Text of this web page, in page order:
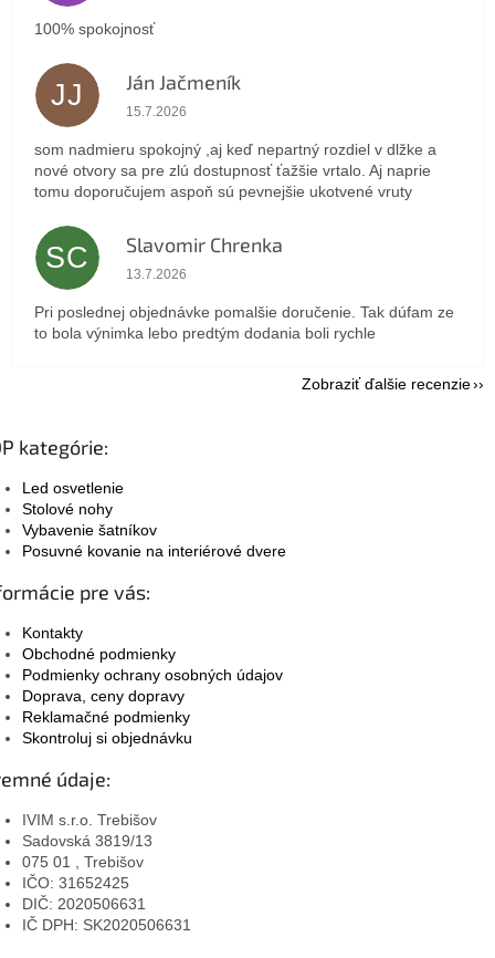
100% spokojnosť
JJ Ján Jačmeník
Hodnotenie obchodu je 5 z 5 hviezdičiek.
15.7.2026
som nadmieru spokojný ,aj keď nepartný rozdiel v dlžke a
nové otvory sa pre zlú dostupnosť ťažšie vrtalo. Aj naprie
tomu doporučujem aspoň sú pevnejšie ukotvené vruty
SC Slavomir Chrenka
Hodnotenie obchodu je 5 z 5 hviezdičiek.
13.7.2026
Pri poslednej objednávke pomalšie doručenie. Tak dúfam ze
to bola výnimka lebo predtým dodania boli rychle
Zobraziť ďalšie recenzie
kategórie:
Led osvetlenie
Stolové nohy
Vybavenie šatníkov
Posuvné kovanie na interiérové dvere
pre vás:
Kontakty
Obchodné podmienky
Podmienky ochrany osobných údajov
Doprava, ceny dopravy
Reklamačné podmienky
Skontroluj si objednávku
údaje:
IVIM s.r.o. Trebišov
Sadovská 3819/13
075 01 , Trebišov
IČO: 31652425
DIČ: 2020506631
IČ DPH: SK2020506631